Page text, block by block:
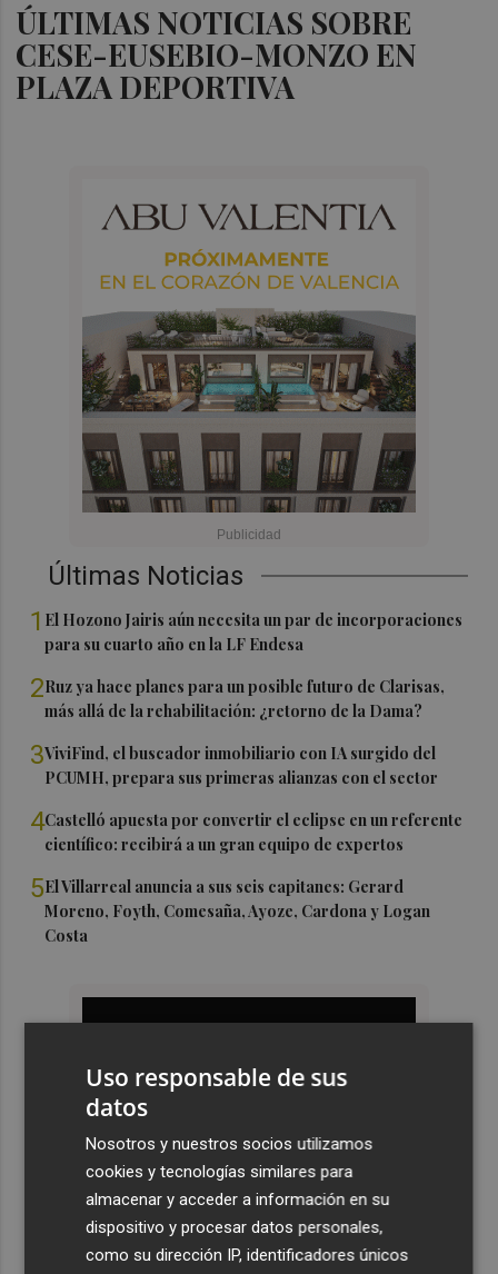
ÚLTIMAS NOTICIAS SOBRE
CESE-EUSEBIO-MONZO EN
PLAZA DEPORTIVA
Últimas Noticias
1 El Hozono Jairis aún necesita un par de incorporaciones
para su cuarto año en la LF Endesa
2Ruz ya hace planes para un posible futuro de Clarisas,
más allá de la rehabilitación: ¿retorno de la Dama?
3ViviFind, el buscador inmobiliario con IA surgido del
PCUMH, prepara sus primeras alianzas con el sector
4Castelló apuesta por convertir el eclipse en un referente
científico: recibirá a un gran equipo de expertos
5El Villarreal anuncia a sus seis capitanes: Gerard
Moreno, Foyth, Comesaña, Ayoze, Cardona y Logan
Costa
Uso responsable de sus
datos
Nosotros y nuestros socios utilizamos
cookies y tecnologías similares para
almacenar y acceder a información en su
dispositivo y procesar datos personales,
como su dirección IP, identificadores únicos